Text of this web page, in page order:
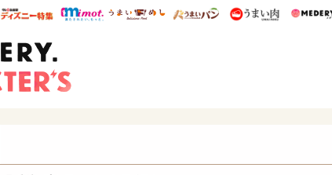
研
ハピママ* ウレぴあ総研 ディズニー特集
mimot. うまいめし うまいパン うまい肉